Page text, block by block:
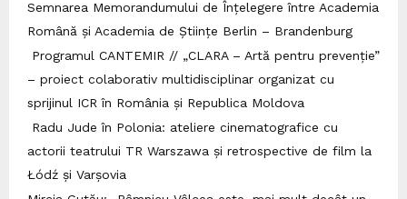
Semnarea Memorandumului de Înțelegere între Academia
Română și Academia de Științe Berlin – Brandenburg
Programul CANTEMIR // „CLARA – Artă pentru prevenție”
– proiect colaborativ multidisciplinar organizat cu
sprijinul ICR în România și Republica Moldova
Radu Jude în Polonia: ateliere cinematografice cu
actorii teatrului TR Warszawa și retrospective de film la
Łódź și Varșovia